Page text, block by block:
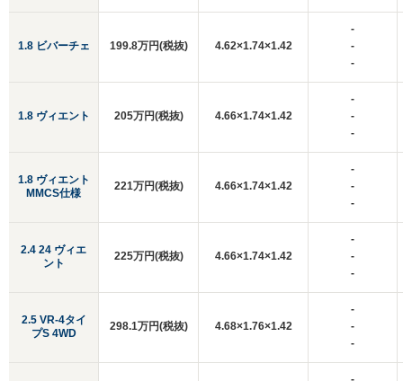
1.8 ビバーチェ
1.8 ヴィエント
1.8 ヴィエント
MMCS仕様
2.4 24 ヴィエ
ント
2.5 VR-4タイ
プS 4WD
199.8万円(税抜) 4.62×1.74×1.42
-
-
-
205万円(税抜) 4.66×1.74×1.42
-
-
-
221万円(税抜) 4.66×1.74×1.42
-
-
-
225万円(税抜) 4.66×1.74×1.42
-
-
-
298.1万円(税抜) 4.68×1.76×1.42
-
-
-